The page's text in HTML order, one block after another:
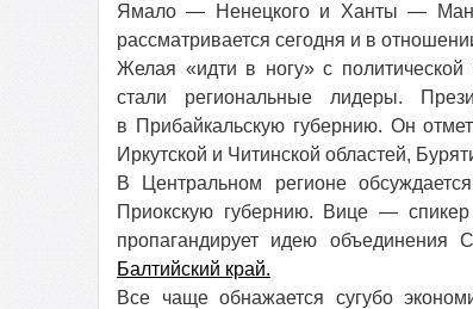
Ямало — Ненецкого и Ханты —
рассматривается сегодня и в
Желая «идти в ногу» с политической
стали региональные лидеры.
в Прибайкальскую губернию. Он
Иркутской и Читинской областей,
В Центральном регионе
Приокскую губернию. Вице —
пропагандирует идею
Балтийский край.
Все чаще обнажается сугубо